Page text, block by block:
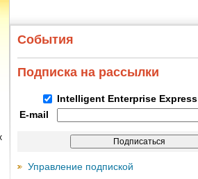
События
Подписка на рассылки
Intelligent Enterprise Express
E-mail
Управление подпиской